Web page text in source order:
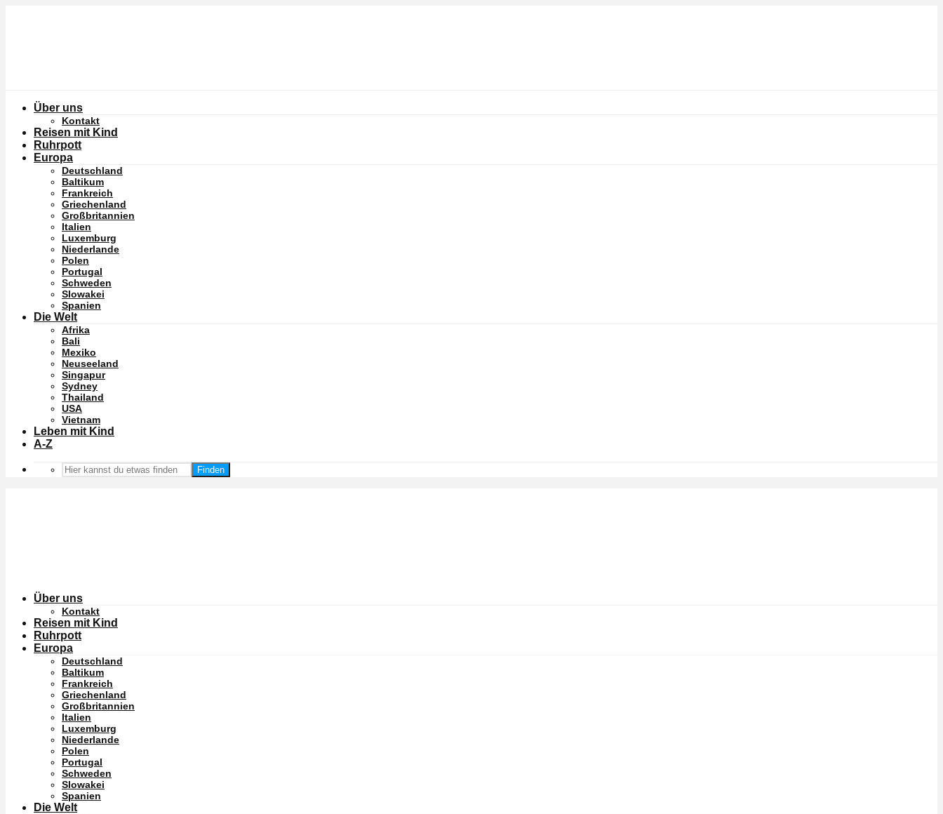
Über uns
Kontakt
Reisen mit Kind
Ruhrpott
Europa
Deutschland
Baltikum
Frankreich
Griechenland
Großbritannien
Italien
Luxemburg
Niederlande
Polen
Portugal
Schweden
Slowakei
Spanien
Die Welt
Afrika
Bali
Mexiko
Neuseeland
Singapur
Sydney
Thailand
USA
Vietnam
Leben mit Kind
A-Z
Finden
Über uns
Kontakt
Reisen mit Kind
Ruhrpott
Europa
Deutschland
Baltikum
Frankreich
Griechenland
Großbritannien
Italien
Luxemburg
Niederlande
Polen
Portugal
Schweden
Slowakei
Spanien
Die Welt